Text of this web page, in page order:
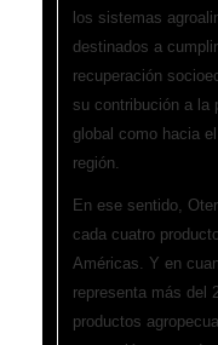
los sistemas
destinados a
recuperación
su contribución a la
global como hacia
región.
En ese sentido,
cada cuatro
Américas. Y en
representa más del
productos